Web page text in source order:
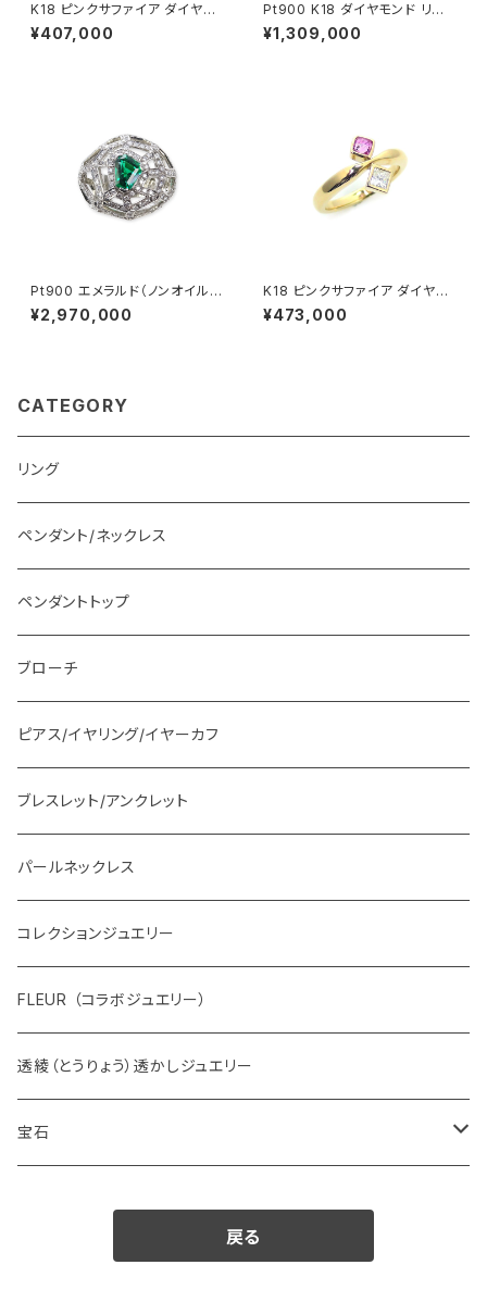
K18 ピンクサファイア ダイヤモ
ンド リング
¥407,000
Pt900 K18 ダイヤモンド リン
グ
¥1,309,000
Pt900 エメラルド（ノンオイル）
ダイヤモンド リング
¥2,970,000
K18 ピンクサファイア ダイヤモ
ンド リング
¥473,000
CATEGORY
リング
ペンダント/ネックレス
ペンダントトップ
ブローチ
ピアス/イヤリング/イヤーカフ
ブレスレット/アンクレット
パールネックレス
コレクションジュエリー
FLEUR （コラボジュエリー）
透綾（とうりょう）透かしジュエリー
宝石
カラーストーン
戻る